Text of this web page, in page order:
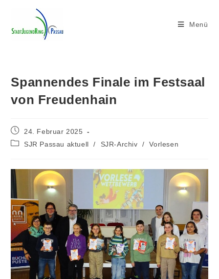
Menü
Spannendes Finale im Festsaal
von Freudenhain
24. Februar 2025
SJR Passau aktuell
/ SJR-Archiv / Vorlesen